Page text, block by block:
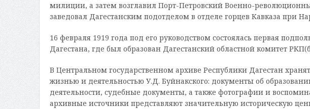
милиции, а затем возглавил Порт-Петровский Военно-
заведовал Дагестанским подотделом в отделе горцев Кавказа при
16 февраля 1919 года под его руководством состоялась первая
Дагестана, где был образован Дагестанский областной комитет
В Центральном государственном архиве Республики Дагестан
жизнью и деятельностью У.Д. Буйнакского: документы об
деятельности, судебные документы, а также фотографии и
архивные источники представляют значительную историческую